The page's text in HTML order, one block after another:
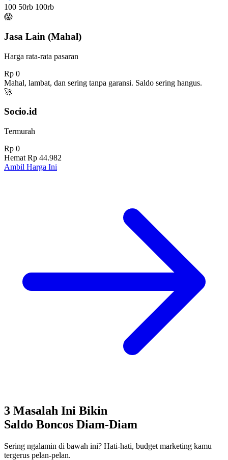
100 50rb 100rb
😱
Jasa Lain (Mahal)
Harga rata-rata pasaran
Rp 0
Mahal, lambat, dan sering tanpa garansi. Saldo sering hangus.
🚀
Socio.id
Termurah
Rp 0
Hemat Rp 44.982
Ambil Harga Ini
3 Masalah Ini Bikin
Saldo Boncos Diam-Diam
Sering ngalamin di bawah ini? Hati-hati, budget marketing kamu
tergerus pelan-pelan.